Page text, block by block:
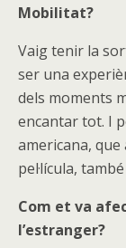
Mobilitat?
Vaig tenir la
ser una
dels moments
encantar tot. I
americana,
pel·lícula,
Com et va
l’estranger?